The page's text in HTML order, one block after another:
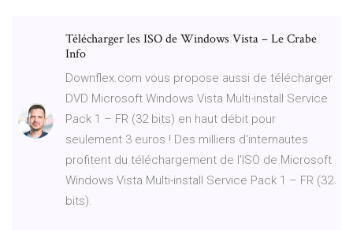
Télécharger les ISO de Windows Vista – Le Crabe
Info
Downflex.com vous propose aussi de télécharger
DVD Microsoft Windows Vista Multi-install Service
Pack 1 – FR (32 bits) en haut débit pour
seulement 3 euros ! Des milliers d'internautes
profitent du téléchargement de l'ISO de Microsoft
Windows Vista Multi-install Service Pack 1 – FR (32
bits).